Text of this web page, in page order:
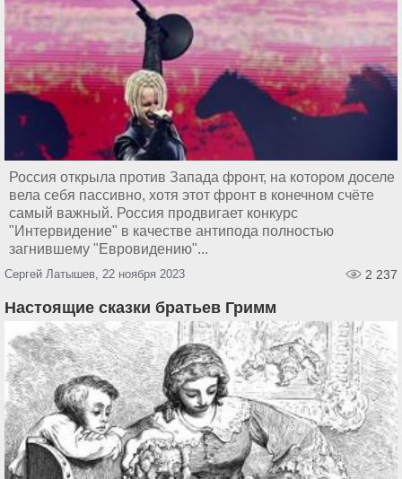
Россия открыла против Запада фронт, на котором доселе
вела себя пассивно, хотя этот фронт в конечном счёте
самый важный. Россия продвигает конкурс
"Интервидение" в качестве антипода полностью
загнившему "Евровидению"...
Сергей Латышев, 22 ноября 2023 2 237
Настоящие сказки братьев Гримм